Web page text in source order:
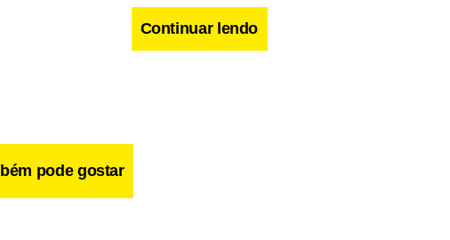
prazo”, acrescentou. O objetivo das linhas era fazer a ligação de Cuiabá
Triângulo Mineiro, Rondonópolis (MT), Porto Velho (RO) e Santarém (PA).
Continuar lendo
pode gostar